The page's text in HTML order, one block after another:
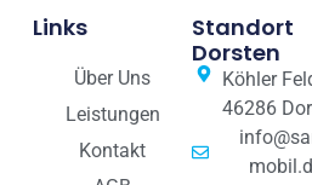
Links
Über Uns
Leistungen
Kontakt
Standort
Dorsten
Köhler
46286